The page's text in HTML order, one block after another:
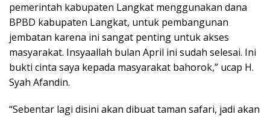
pemerintah kabupaten Langkat menggunakan dana
BPBD kabupaten Langkat, untuk pembangunan
jembatan karena ini sangat penting untuk akses
masyarakat. Insyaallah bulan April ini sudah selesai. Ini
bukti cinta saya kepada masyarakat bahorok,” ucap H.
Syah Afandin.
“Sebentar lagi disini akan dibuat taman safari, jadi akan